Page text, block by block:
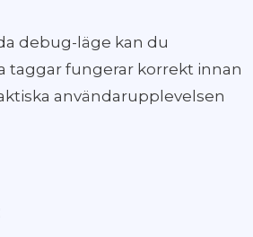
debug-läge kan du
taggar fungerar korrekt innan
användarupplevelsen